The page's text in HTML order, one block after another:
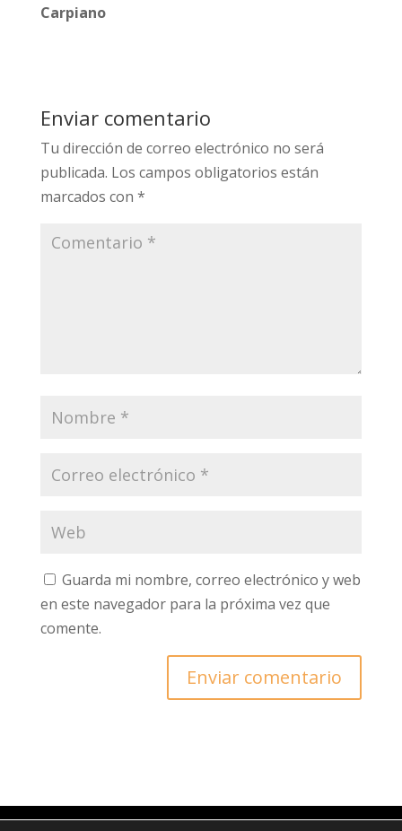
Carpiano
Enviar comentario
Tu dirección de correo electrónico no será
publicada. Los campos obligatorios están
marcados con *
Guarda mi nombre, correo electrónico y web
en este navegador para la próxima vez que
comente.